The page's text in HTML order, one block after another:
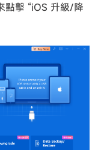
點擊 “iOS 升級/降